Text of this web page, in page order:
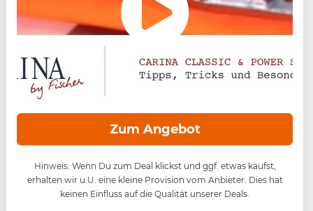
Zum Angebot
Hinweis: Wenn Du zum Deal klickst und ggf. etwas kaufst,
erhalten wir u.U. eine kleine Provision vom Anbieter. Dies hat
keinen Einfluss auf die Qualität unserer Deals.